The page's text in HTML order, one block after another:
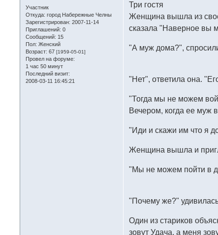
Участник
Откуда: город Набережные Челны
Зарегистрирован: 2007-11-14
Приглашений: 0
Сообщений: 15
Пол: Женский
Возраст: 67[1959-05-01]
Провел на форуме:
1 час 50 минут
Последний визит:
2008-03-11 16:45:21
Три гостя
Женщина вышла из
сказала "Наверное вы
"А муж дома?",
"Нет", ответила она.
"Тогда мы не можем
Вечером, когда ее муж
"Иди и скажи им что я
Женщина вышла и
"Мы не можем пойти в
"Почему же?"
Один из стариков
зовут Удача, а меня